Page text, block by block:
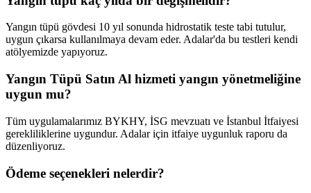
Yangın tüpü gövdesi 10 yıl sonunda hidrostatik teste tabi tutulur,
uygun çıkarsa kullanılmaya devam eder. Adalar'da bu testleri kendi
atölyemizde yapıyoruz.
Yangın Tüpü Satın Al hizmeti yangın yönetmeliğine
uygun mu?
Tüm uygulamalarımız BYKHY, İSG mevzuatı ve İstanbul İtfaiyesi
gerekliliklerine uygundur. Adalar için itfaiye uygunluk raporu da
düzenliyoruz.
Ödeme seçenekleri nelerdir?